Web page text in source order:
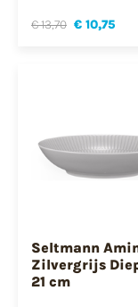
€ 13,70 € 10,75
Seltmann
Zilvergrijs
21 cm